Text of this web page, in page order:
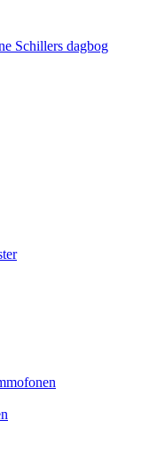
Schillers dagbog